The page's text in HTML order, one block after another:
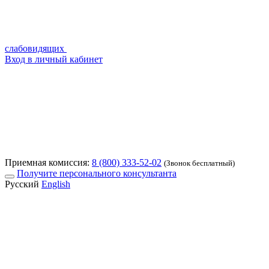
слабовидящих
Вход в личный кабинет
Приемная комиссия: 8 (800) 333-52-02 (Звонок бесплатный)
Получите персонального консультанта
Русский English